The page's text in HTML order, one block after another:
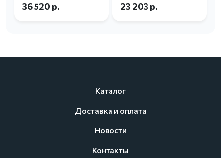
36 520 р. 23 203 р.
Каталог
Доставка и оплата
Новости
Контакты